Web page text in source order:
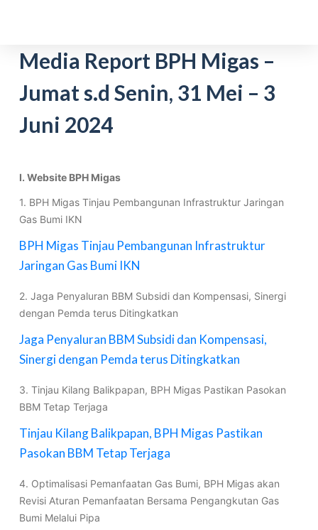
p
o
Media Report BPH Migas –
Jumat s.d Senin, 31 Mei – 3
Juni 2024
I. Website BPH Migas
1. BPH Migas Tinjau Pembangunan Infrastruktur Jaringan
Gas Bumi IKN
BPH Migas Tinjau Pembangunan Infrastruktur
Jaringan Gas Bumi IKN
2. Jaga Penyaluran BBM Subsidi dan Kompensasi, Sinergi
dengan Pemda terus Ditingkatkan
Jaga Penyaluran BBM Subsidi dan Kompensasi,
Sinergi dengan Pemda terus Ditingkatkan
3. Tinjau Kilang Balikpapan, BPH Migas Pastikan Pasokan
BBM Tetap Terjaga
Tinjau Kilang Balikpapan, BPH Migas Pastikan
Pasokan BBM Tetap Terjaga
4. Optimalisasi Pemanfaatan Gas Bumi, BPH Migas akan
Revisi Aturan Pemanfaatan Bersama Pengangkutan Gas
Bumi Melalui Pipa